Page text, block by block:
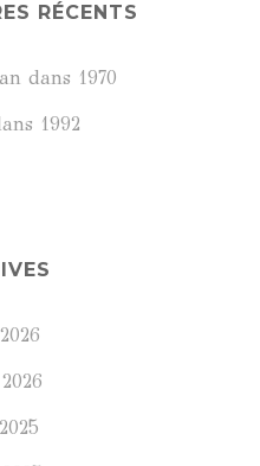
RÉCENTS
dans 1970
1992